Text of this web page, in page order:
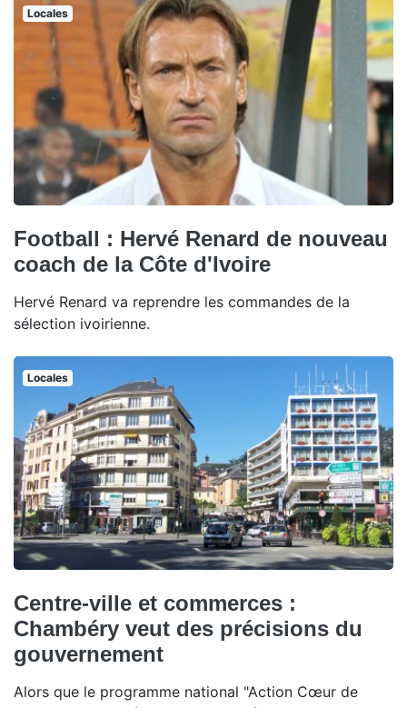
Locales
Football : Hervé Renard de nouveau
coach de la Côte d'Ivoire
Hervé Renard va reprendre les commandes de la
sélection ivoirienne.
Locales
Centre-ville et commerces :
Chambéry veut des précisions du
gouvernement
Alors que le programme national "Action Cœur de